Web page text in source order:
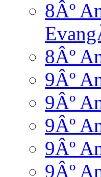
8Âº
8Âº
9Âº
9Âº
9Âº
9Âº
9Âº